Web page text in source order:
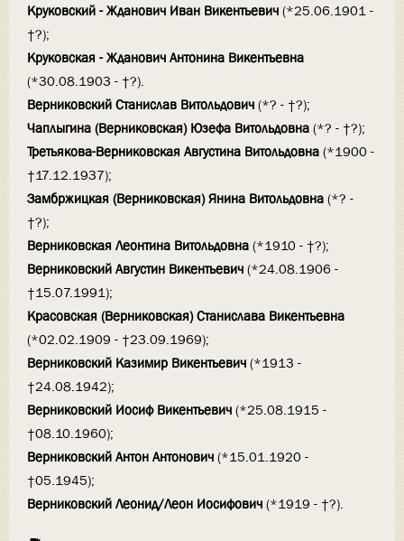
Круковский - Жданович Иван Викентьевич (*25.06.1901 -
†?);
Круковская - Жданович Антонина Викентьевна
(*30.08.1903 - †?).
Верниковский Станислав Витольдович (*? - †?);
Чаплыгина (Верниковская) Юзефа Витольдовна (*? - †?);
Третьякова-Верниковская Августина Витольдовна (*1900 -
†17.12.1937);
Замбржицкая (Верниковская) Янина Витольдовна (*? -
†?);
Верниковская Леонтина Витольдовна (*1910 - †?);
Верниковский Августин Викентьевич (*24.08.1906 -
†15.07.1991);
Красовская (Верниковская) Станислава Викентьевна
(*02.02.1909 - †23.09.1969);
Верниковский Казимир Викентьевич (*1913 -
†24.08.1942);
Верниковский Иосиф Викентьевич (*25.08.1915 -
†08.10.1960);
Верниковский Антон Антонович (*15.01.1920 -
†05.1945);
Верниковский Леонид/Леон Иосифович (*1919 - †?).